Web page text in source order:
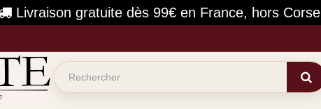
Livraison gratuite dès 99€ en France, hors Corse